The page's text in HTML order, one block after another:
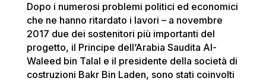
Dopo i numerosi problemi politici ed economici
che ne hanno ritardato i lavori – a novembre
2017 due dei sostenitori più importanti del
progetto, il Principe dell’Arabia Saudita Al-
Waleed bin Talal e il presidente della società di
costruzioni Bakr Bin Laden, sono stati coinvolti